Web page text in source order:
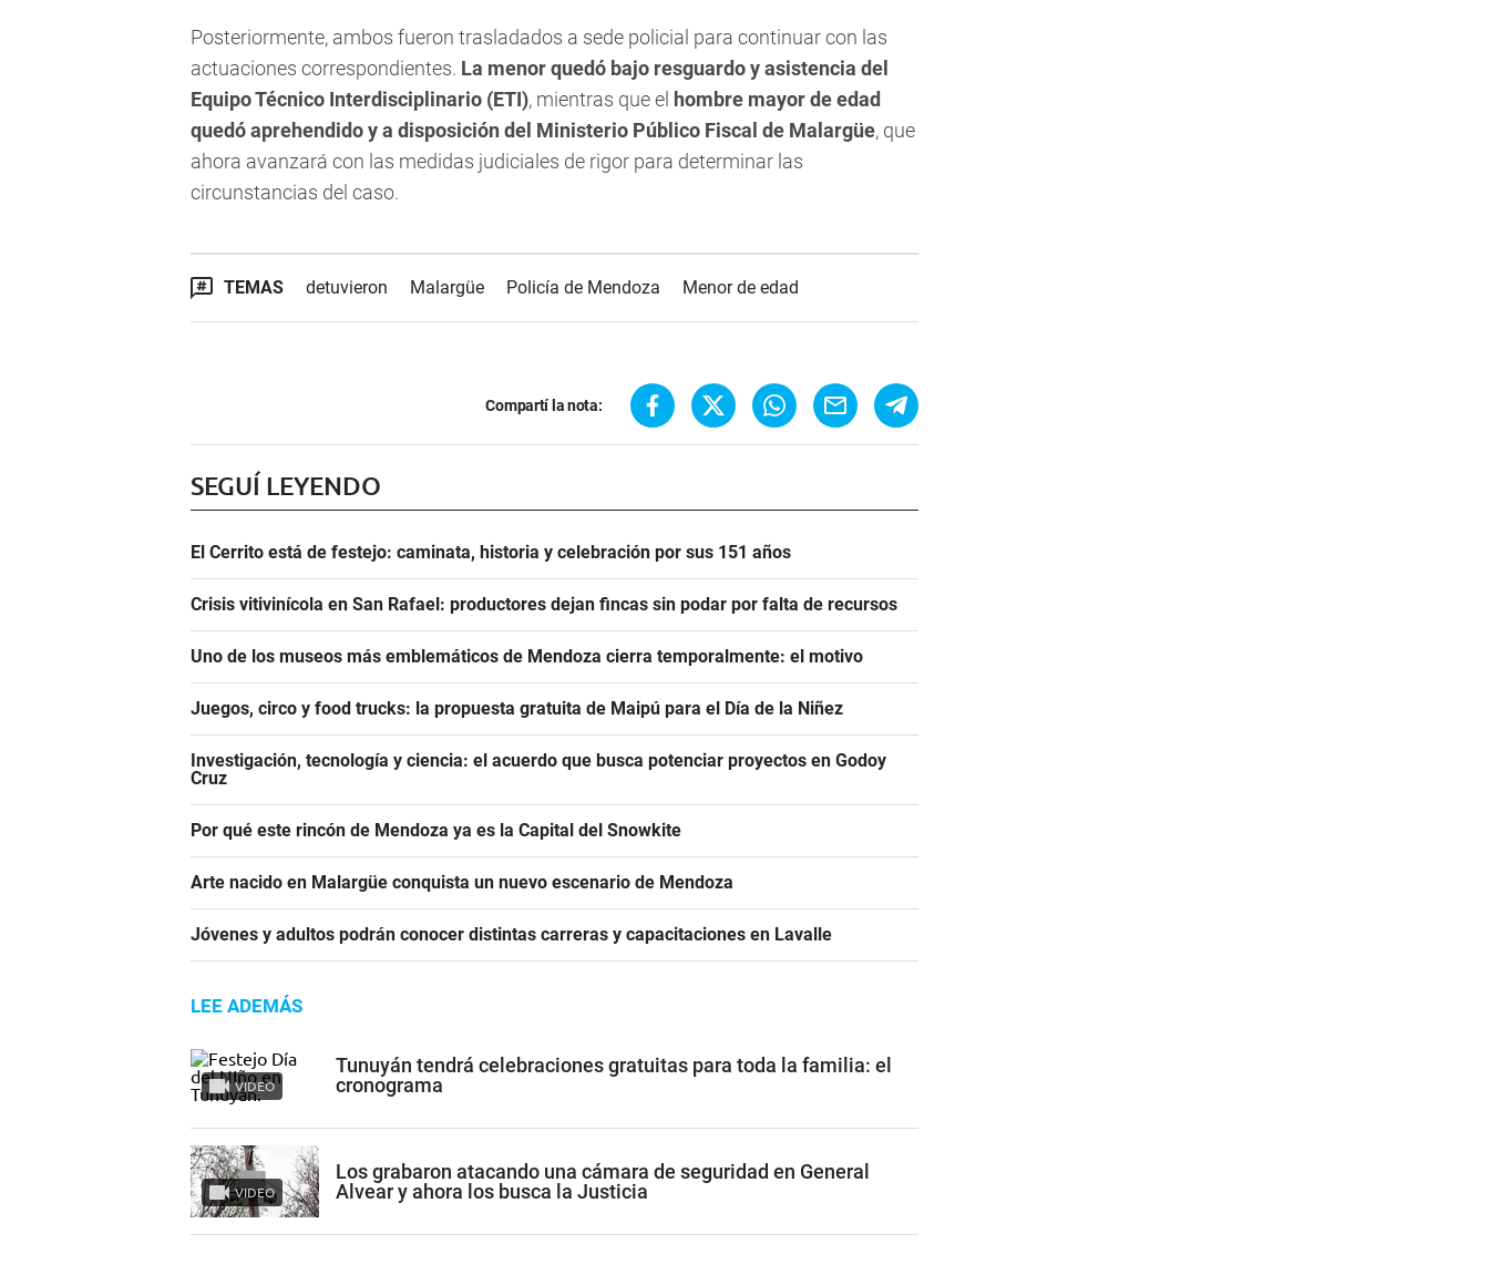
Posteriormente, ambos fueron trasladados a sede policial para continuar con las
actuaciones correspondientes. La menor quedó bajo resguardo y asistencia del
Equipo Técnico Interdisciplinario (ETI), mientras que el hombre mayor de edad
quedó aprehendido y a disposición del Ministerio Público Fiscal de Malargüe, que
ahora avanzará con las medidas judiciales de rigor para determinar las
circunstancias del caso.
TEMAS detuvieron Malargüe Policía de Mendoza Menor de edad
Compartí la nota:
SEGUÍ LEYENDO
El Cerrito está de festejo: caminata, historia y celebración por sus 151 años
Crisis vitivinícola en San Rafael: productores dejan fincas sin podar por falta de recursos
Uno de los museos más emblemáticos de Mendoza cierra temporalmente: el motivo
Juegos, circo y food trucks: la propuesta gratuita de Maipú para el Día de la Niñez
Investigación, tecnología y ciencia: el acuerdo que busca potenciar proyectos en Godoy
Cruz
Por qué este rincón de Mendoza ya es la Capital del Snowkite
Arte nacido en Malargüe conquista un nuevo escenario de Mendoza
Jóvenes y adultos podrán conocer distintas carreras y capacitaciones en Lavalle
LEE ADEMÁS
VIDEO
Tunuyán tendrá celebraciones gratuitas para toda la familia: el
cronograma
VIDEO
Los grabaron atacando una cámara de seguridad en General
Alvear y ahora los busca la Justicia